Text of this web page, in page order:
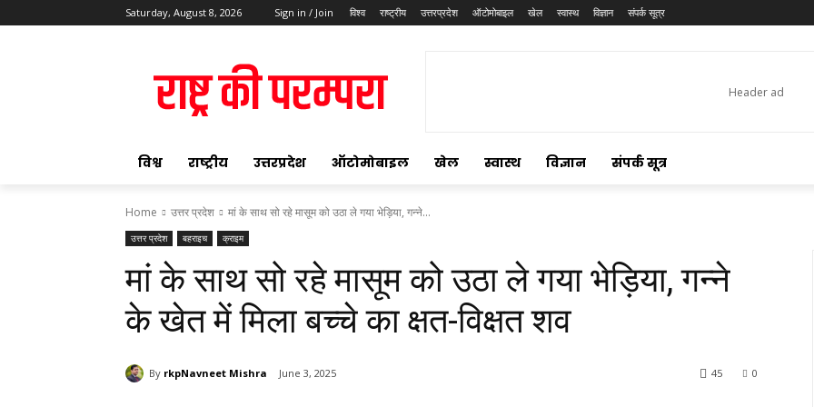
Saturday, August 8, 2026 Sign in / Join विश्व राष्ट्रीय उत्तरप्रदेश ऑटोमोबाइल खेल स्वास्थ विज्ञान संपर्क सूत्र
विश्व राष्ट्रीय उत्तरप्रदेश ऑटोमोबाइल खेल स्वास्थ विज्ञान संपर्क सूत्र
Home उत्तर प्रदेश मां के साथ सो रहे मासूम को उठा ले गया भेड़िया, गन्ने...
उत्तर प्रदेश बहराइच क्राइम
मां के साथ सो रहे मासूम को उठा ले गया भेड़िया, गन्ने
के खेत में मिला बच्चे का क्षत-विक्षत शव
By rkpNavneet Mishra June 3, 2025 0
45